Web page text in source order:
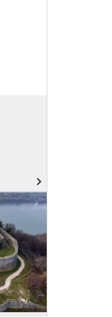
navigate_next